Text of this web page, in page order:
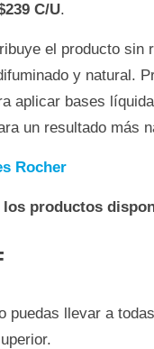
C/U.
el producto sin
y natural.
aplicar bases
un resultado más
Rocher
productos
puedas llevar a